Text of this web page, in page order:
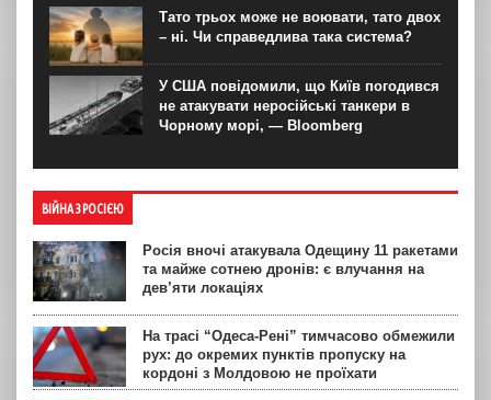
Тато трьох може не воювати, тато двох
– ні. Чи справедлива така система?
У США повідомили, що Київ погодився
не атакувати неросійські танкери в
Чорному морі, — Bloomberg
ВІЙНА З РОСІЄЮ
Росія вночі атакувала Одещину 11 ракетами
та майже сотнею дронів: є влучання на
дев’яти локаціях
На трасі “Одеса-Рені” тимчасово обмежили
рух: до окремих пунктів пропуску на
кордоні з Молдовою не проїхати